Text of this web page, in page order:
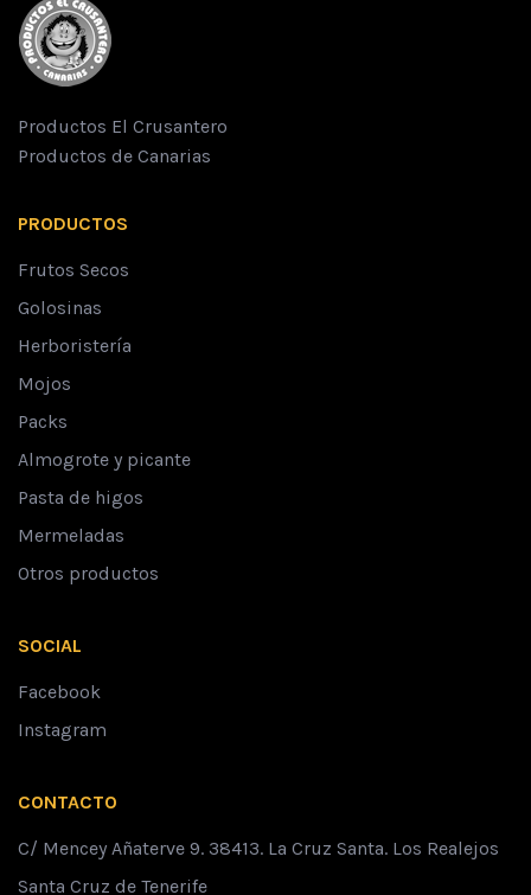
Productos El Crusantero
Productos de Canarias
PRODUCTOS
Frutos Secos
Golosinas
Herboristería
Mojos
Packs
Almogrote y picante
Pasta de higos
Mermeladas
Otros productos
SOCIAL
Facebook
Instagram
CONTACTO
C/ Mencey Añaterve 9. 38413. La Cruz Santa. Los Realejos
Santa Cruz de Tenerife